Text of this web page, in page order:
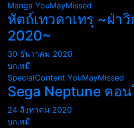
Manga YouMayMissed
หัตถ์เทวดาเทรุ ~ฝ่า
2020~
30 ธันวาคม 2020
บก.หมี
SpecialContent YouMayMissed
Sega Neptune คอ
24 สิงหาคม 2020
บก.หมี